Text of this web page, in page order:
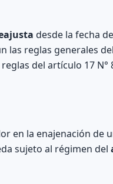
desde la fecha
las reglas generales del
del artículo 17 N°
en la enajenación de
sujeto al régimen del